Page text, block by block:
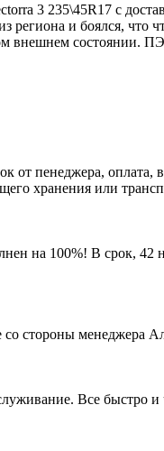
3 235\45R17 с
и боялся, что
состоянии.
от пенеджера,
хранения или
100%! В срок, 42
стороны менеджера
Все быстро и